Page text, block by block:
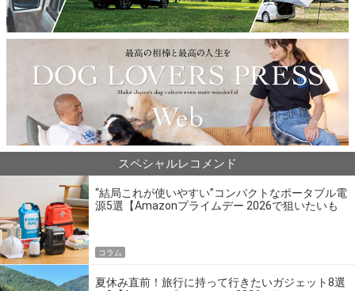
スペシャルレコメンド
“結局これが使いやすい”コンパクトなポータブル電
源5選【Amazonプライムデー 2026で狙いたいも
コラム
夏休み直前！旅行に持って行きたいガジェット8選